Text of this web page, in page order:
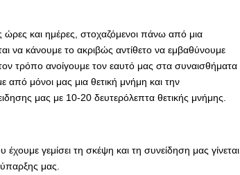
και ημέρες, στοχαζόμενοι πάνω από μια
να κάνουμε το ακριβώς αντίθετο να εμβαθύνουμε
τρόπο ανοίγουμε τον εαυτό μας στα συναισθήματα
μόνοι μας μια θετική μνήμη και την
μας με 10-20 δευτερόλεπτα θετικής μνήμης.
γεμίσει τη σκέψη και τη συνείδηση μας γίνεται
μας.